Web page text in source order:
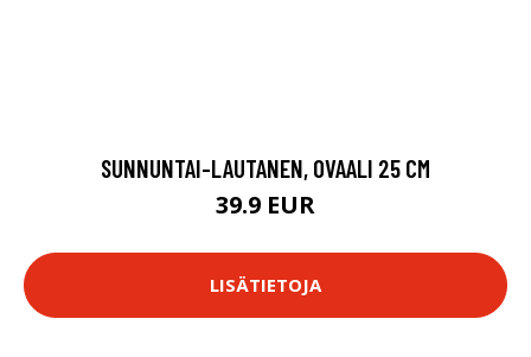
SUNNUNTAI-LAUTANEN, OVAALI 25 CM
39.9 EUR
LISÄTIETOJA